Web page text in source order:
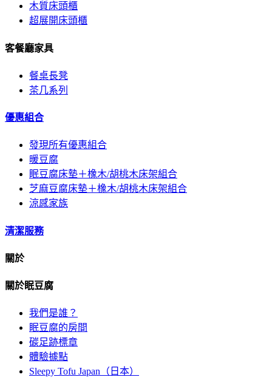
木質床頭櫃
超展開床頭櫃
客餐廳家具
餐桌長凳
茶几系列
優惠組合
發現所有優惠組合
暖豆腐
眠豆腐床墊＋橡木/胡桃木床架組合
芝麻豆腐床墊＋橡木/胡桃木床架組合
涼感家族
清潔服務
關於
關於眠豆腐
我們是誰？
眠豆腐的房間
碳足跡標章
體驗據點
Sleepy Tofu Japan（日本）